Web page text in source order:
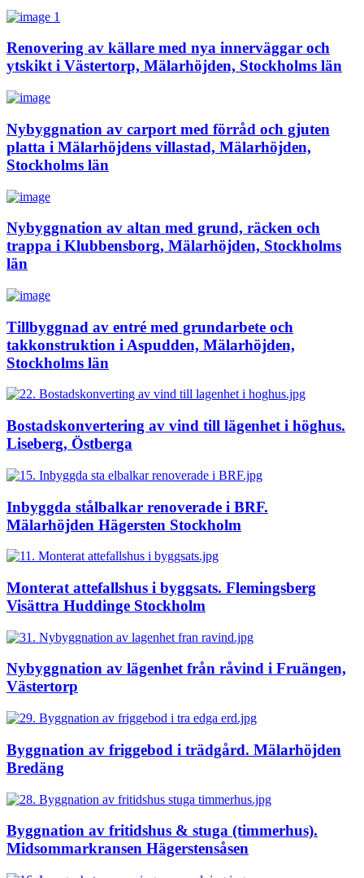
Renovering av källare med nya innerväggar och
ytskikt i Västertorp, Mälarhöjden, Stockholms län
Nybyggnation av carport med förråd och gjuten
platta i Mälarhöjdens villastad, Mälarhöjden,
Stockholms län
Nybyggnation av altan med grund, räcken och
trappa i Klubbensborg, Mälarhöjden, Stockholms
län
Tillbyggnad av entré med grundarbete och
takkonstruktion i Aspudden, Mälarhöjden,
Stockholms län
Bostadskonvertering av vind till lägenhet i höghus.
Liseberg, Östberga
Inbyggda stålbalkar renoverade i BRF.
Mälarhöjden Hägersten Stockholm
Monterat attefallshus i byggsats. Flemingsberg
Visättra Huddinge Stockholm
Nybyggnation av lägenhet från råvind i Fruängen,
Västertorp
Byggnation av friggebod i trädgård. Mälarhöjden
Bredäng
Byggnation av fritidshus & stuga (timmerhus).
Midsommarkransen Hägerstensåsen